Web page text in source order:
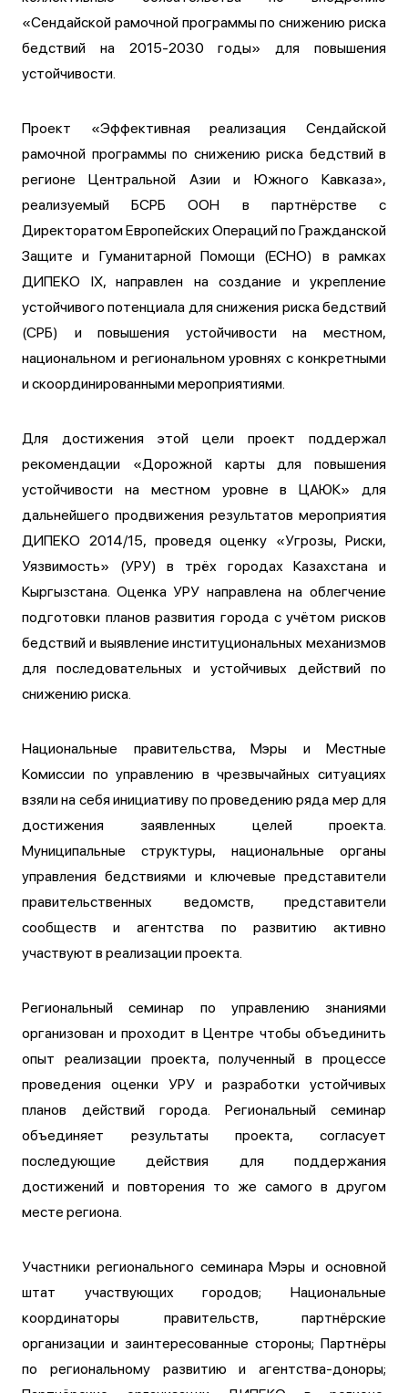
«Сендайской рамочной программы по снижению риска
бедствий на 2015-2030 годы» для повышения
устойчивости.
Проект «Эффективная реализация Сендайской
рамочной программы по снижению риска бедствий в
регионе Центральной Азии и Южного Кавказа»,
реализуемый БСРБ ООН в партнёрстве с
Директоратом Европейских Операций по Гражданской
Защите и Гуманитарной Помощи (ECHO) в рамках
ДИПЕКО IX, направлен на создание и укрепление
устойчивого потенциала для снижения риска бедствий
(СРБ) и повышения устойчивости на местном,
национальном и региональном уровнях с конкретными
и скоординированными мероприятиями.
Для достижения этой цели проект поддержал
рекомендации «Дорожной карты для повышения
устойчивости на местном уровне в ЦАЮК» для
дальнейшего продвижения результатов мероприятия
ДИПЕКО 2014/15, проведя оценку «Угрозы, Риски,
Уязвимость» (УРУ) в трёх городах Казахстана и
Кыргызстана. Оценка УРУ направлена на облегчение
подготовки планов развития города с учётом рисков
бедствий и выявление институциональных механизмов
для последовательных и устойчивых действий по
снижению риска.
Национальные правительства, Мэры и Местные
Комиссии по управлению в чрезвычайных ситуациях
взяли на себя инициативу по проведению ряда мер для
достижения заявленных целей проекта.
Муниципальные структуры, национальные органы
управления бедствиями и ключевые представители
правительственных ведомств, представители
сообществ и агентства по развитию активно
участвуют в реализации проекта.
Региональный семинар по управлению знаниями
организован и проходит в Центре чтобы объединить
опыт реализации проекта, полученный в процессе
проведения оценки УРУ и разработки устойчивых
планов действий города. Региональный семинар
объединяет результаты проекта, согласует
последующие действия для поддержания
достижений и повторения то же самого в другом
месте региона.
Участники регионального семинара Мэры и основной
штат участвующих городов; Национальные
координаторы правительств, партнёрские
организации и заинтересованные стороны; Партнёры
по региональному развитию и агентства-доноры;